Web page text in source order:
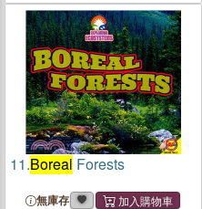
11.Boreal Forests
無庫存